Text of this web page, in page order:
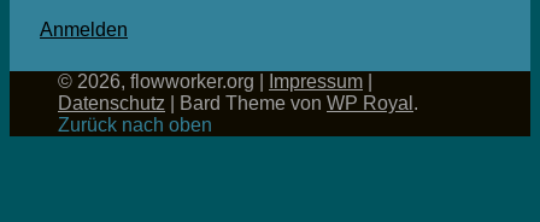
Anmelden
© 2026, flowworker.org | Impressum
Datenschutz
Bard Theme von WP Royal .
Zurück nach oben